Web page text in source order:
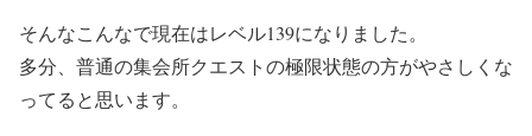
そんなこんなで現在はレベル139になりました。
多分、普通の集会所クエストの極限状態の方がやさしくな
ってると思います。